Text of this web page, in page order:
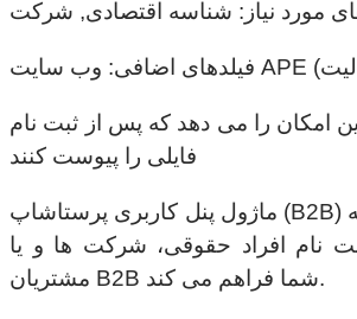
مورد نیاز: شناسه اقتصادی, شرکت
امکان را می دهد که پس از ثبت نام
فایلی را پیوست کنند
ماژول پنل کاربری پرستاشاپ (B2B) حرفه ای یک صفحه
نام افراد حقوقی، شرکت ها و یا
مشتریان B2B شما فراهم می کند.